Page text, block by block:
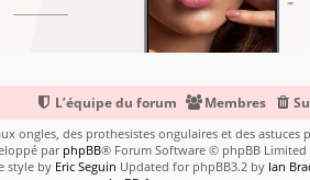
Membres
L’équipe du forum
ongles, des prothesistes ongulaires et des astuces
par phpBB® Forum Software © phpBB Limited
style by Eric Seguin Updated for phpBB3.2 by Ian